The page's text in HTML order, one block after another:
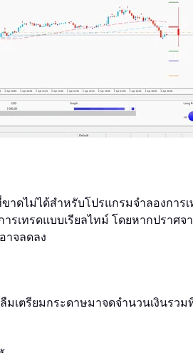
ดไม่ได้สำหรับโปรแกรมจำลองการเ
รเทรดแบบเรียลไทม์ โดยหากปราศจ
าจลดลง
มเตรียมกระดาษมาจดจำนวนเงินรว